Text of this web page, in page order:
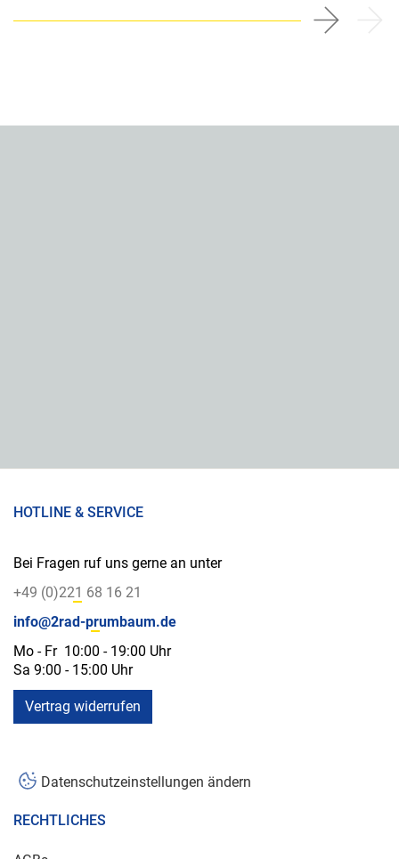
HOTLINE & SERVICE
Bei Fragen ruf uns gerne an unter
+49 (0)221 68 16 21
info@2rad-prumbaum.de
Mo - Fr 10:00 - 19:00 Uhr
Sa 9:00 - 15:00 Uhr
Vertrag widerrufen
Datenschutzeinstellungen ändern
RECHTLICHES